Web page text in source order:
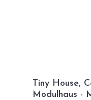
Tiny House,
Modulhaus -